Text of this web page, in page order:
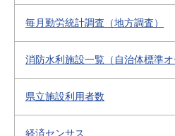
毎月勤労統計調査（地方調査）
消防水利施設一覧（自治体標準オ
県立施設利用者数
経済センサス